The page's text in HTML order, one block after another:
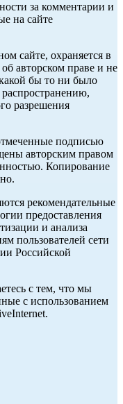
за комментарии и
на сайте
сайте, охраняется в
авторском праве и не
бы то ни было
разрешения
подписью
авторским правом
Копирование
рекомендательные
предоставления
и анализа
пользователей сети
Российской
с тем, что мы
с использованием